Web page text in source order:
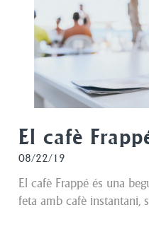
El cafè
08/22/19
El cafè Frappé és una
feta amb cafè instantani,